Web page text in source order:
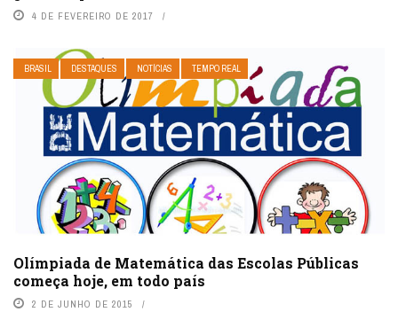
4 DE FEVEREIRO DE 2017
BRASIL DESTAQUES NOTÍCIAS TEMPO REAL
Olímpiada de Matemática das Escolas Públicas
começa hoje, em todo país
2 DE JUNHO DE 2015